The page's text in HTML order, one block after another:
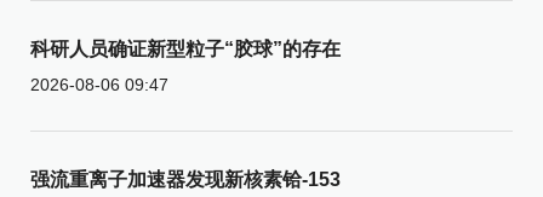
科研人员确证新型粒子“胶球”的存在
2026-08-06 09:47
强流重离子加速器发现新核素铪-153